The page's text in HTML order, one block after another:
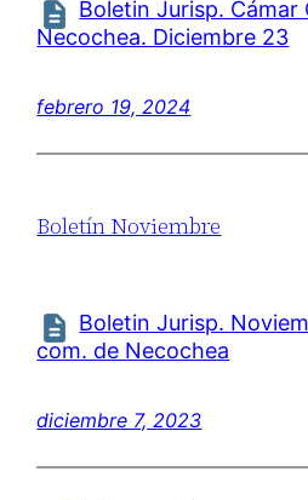
Boletin Jurisp. Cámar
Necochea. Diciembre 23
febrero 19, 2024
Boletín Noviembre
Boletin Jurisp.
com. de Necochea
diciembre 7, 2023